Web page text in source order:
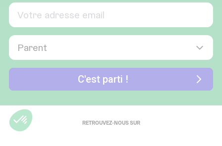
RETROUVEZ-NOUS SUR